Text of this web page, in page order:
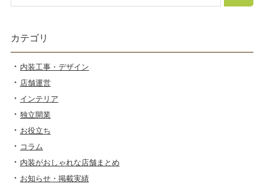
カテゴリ
内装工事・デザイン
店舗運営
インテリア
独立開業
お役立ち
コラム
内装がおしゃれな店舗まとめ
お知らせ・掲載実績